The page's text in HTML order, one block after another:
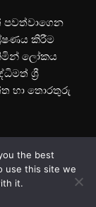
පවත්වාගෙන
කිරීම
ලෝකය
ශ්‍රී
හා තොරතුරු
the best
use this site we
it.